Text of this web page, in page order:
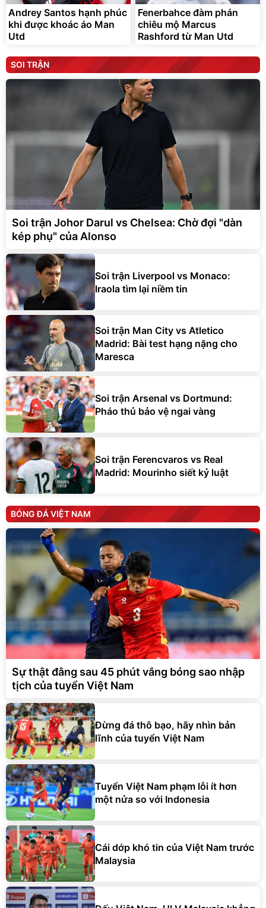
Andrey Santos hạnh phúc
khi được khoác áo Man
Utd
Fenerbahce đàm phán
chiêu mộ Marcus
Rashford từ Man Utd
SOI TRẬN
Soi trận Johor Darul vs Chelsea: Chờ đợi "dàn
kép phụ" của Alonso
Soi trận Liverpool vs Monaco:
Iraola tìm lại niềm tin
Soi trận Man City vs Atletico
Madrid: Bài test hạng nặng cho
Maresca
Soi trận Arsenal vs Dortmund:
Pháo thủ bảo vệ ngai vàng
Soi trận Ferencvaros vs Real
Madrid: Mourinho siết kỷ luật
BÓNG ĐÁ VIỆT NAM
Sự thật đằng sau 45 phút vắng bóng sao nhập
tịch của tuyển Việt Nam
Đừng đá thô bạo, hãy nhìn bản
lĩnh của tuyển Việt Nam
Tuyển Việt Nam phạm lỗi ít hơn
một nửa so với Indonesia
Cái dớp khó tin của Việt Nam trước
Malaysia